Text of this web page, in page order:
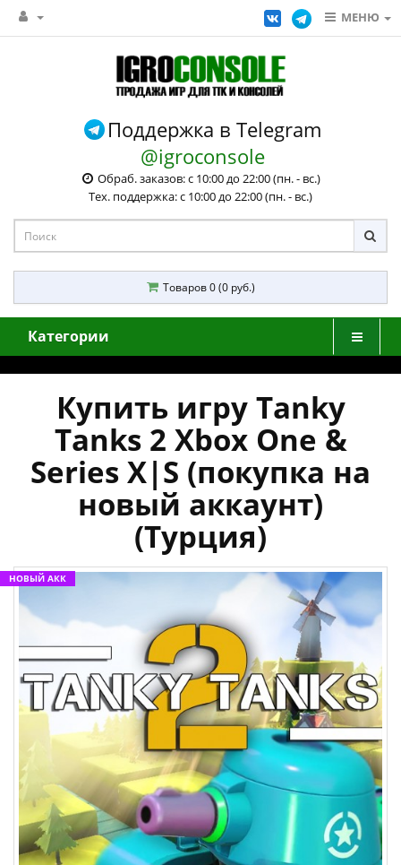
МЕНЮ
Поддержка в Telegram
@igroconsole
Обраб. заказов: с 10:00 до 22:00 (пн. - вс.)
Тех. поддержка: с 10:00 до 22:00 (пн. - вс.)
Товаров 0 (0 руб.)
Категории
Купить игру Tanky
Tanks 2 Xbox One &
Series X|S (покупка на
новый аккаунт)
(Турция)
НОВЫЙ АКК